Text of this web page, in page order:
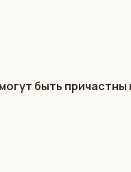
быть причастны